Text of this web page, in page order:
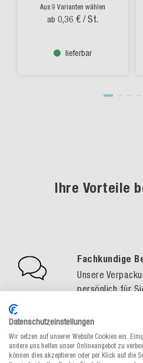
Aus 9 Varianten wählen
ab 0,36 € / St.
lieferbar
Ihre Vorteile
Fachkundige
Unsere
persönlich für
So treffen Sie
Datenschutzeinstellungen
Wir setzen auf unserer Website Cookies ein.
andere uns helfen unser Onlineangebot zu
können dies akzeptieren oder per Klick auf die